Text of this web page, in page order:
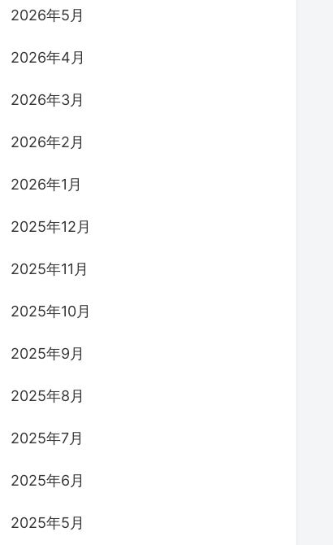
2026年5月
2026年4月
2026年3月
2026年2月
2026年1月
2025年12月
2025年11月
2025年10月
2025年9月
2025年8月
2025年7月
2025年6月
2025年5月